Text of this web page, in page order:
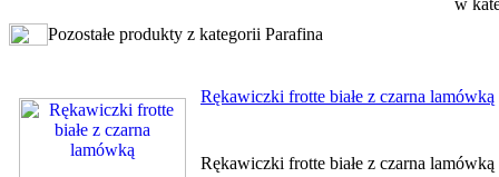
w
Pozostałe produkty z kategorii Parafina
Rękawiczki frotte białe z czarna lamówką
Rękawiczki frotte białe z czarna